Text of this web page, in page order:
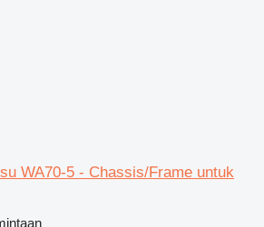
WA70-5 - Chassis/Frame untuk